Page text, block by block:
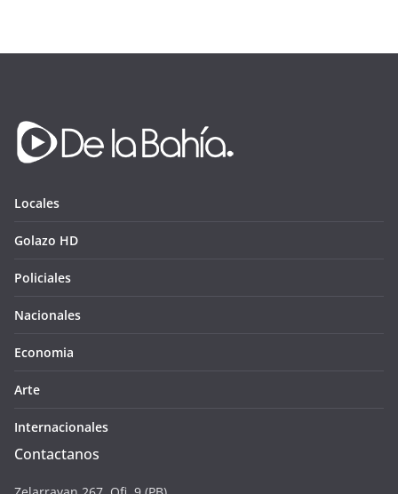
Locales
Golazo HD
Policiales
Nacionales
Economia
Arte
Internacionales
Contactanos